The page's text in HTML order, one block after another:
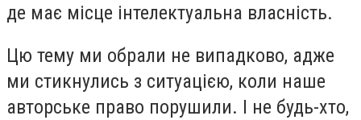
де має місце інтелектуальна власність.
Цю тему ми обрали не випадково, адже
ми стикнулись з ситуацією, коли наше
авторське право порушили. І не будь-хто,